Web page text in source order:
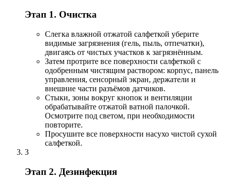
Этап 1. Очистка
Слегка влажной отжатой салфеткой уберите
видимые загрязнения (гель, пыль, отпечатки),
двигаясь от чистых участков к загрязнённым.
Затем протрите все поверхности салфеткой с
одобренным чистящим раствором: корпус, панель
управления, сенсорный экран, держатели и
внешние части разъёмов датчиков.
Стыки, зоны вокруг кнопок и вентиляции
обрабатывайте отжатой ватной палочкой.
Осмотрите под светом, при необходимости
повторите.
Просушите все поверхности насухо чистой сухой
салфеткой.
3
Этап 2. Дезинфекция